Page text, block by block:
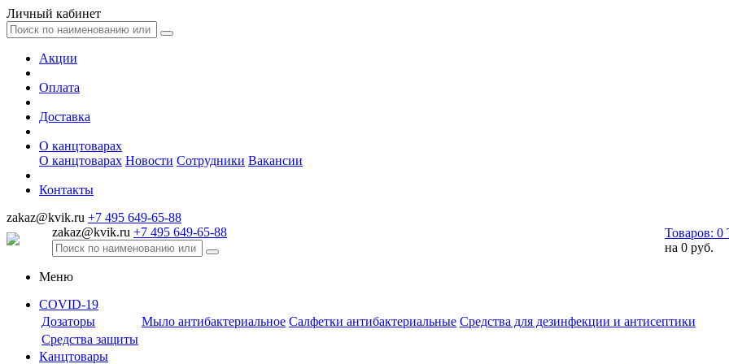
Личный кабинет
Акции
Оплата
Доставка
О канцтоварах
О канцтоварах Новости Сотрудники Вакансии
Контакты
zakaz@kvik.ru +7 495 649-65-88
zakaz@kvik.ru +7 495 649-65-88 Товаров: 0
на 0 руб.
Меню
COVID-19
Дозаторы
Мыло антибактериальное Салфетки антибактериальные Средства для дезинфекции и антисептики
Средства защиты
Канцтовары